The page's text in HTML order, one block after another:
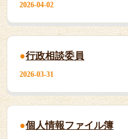
2026-04-02
行政相談委員
2026-03-31
個人情報ファイル簿